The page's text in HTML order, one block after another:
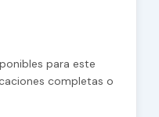
para este
completas o